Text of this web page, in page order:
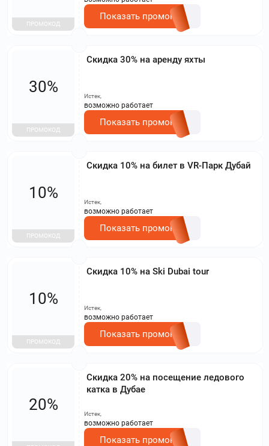
ПРОМОКОД
Показать промокод
Скидка 30% на аренду яхты
30%
ПРОМОКОД
Истек,
возможно работает
Показать промокод
Скидка 10% на билет в VR-Парк Дубай
10%
ПРОМОКОД
Истек,
возможно работает
Показать промокод
Скидка 10% на Ski Dubai tour
10%
ПРОМОКОД
Истек,
возможно работает
Показать промокод
Скидка 20% на посещение ледового
катка в Дубае
20%
Истек,
возможно работает
Показать промокод